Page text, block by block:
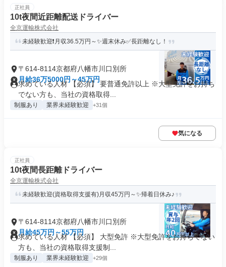
正社員
10t夜間近距離配送ドライバー
全京運輸株式会社
未経験歓迎❗月収36.5万円～✨週末休み✅長距離なし！
〒614-8114京都府八幡市川口別所
月給36万5000円～45万円
求めている人材 【必須】 要普通免許以上 ※大型免許をお持ち
でない方も、当社の資格取得...
制服あり 業界未経験歓迎 +31個
気になる
正社員
10t夜間長距離ドライバー
全京運輸株式会社
未経験歓迎(資格取得支援有)月収45万円～✨帰着日休み♪
〒614-8114京都府八幡市川口別所
月給45万円～55万円
求めている人材 【必須】 大型免許 ※大型免許をお持ちでない
方も、当社の資格取得支援制...
制服あり 業界未経験歓迎 +29個